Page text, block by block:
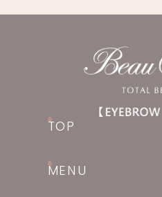
TOP
MENU